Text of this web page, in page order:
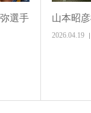
選手
山本昭
2026.04.19